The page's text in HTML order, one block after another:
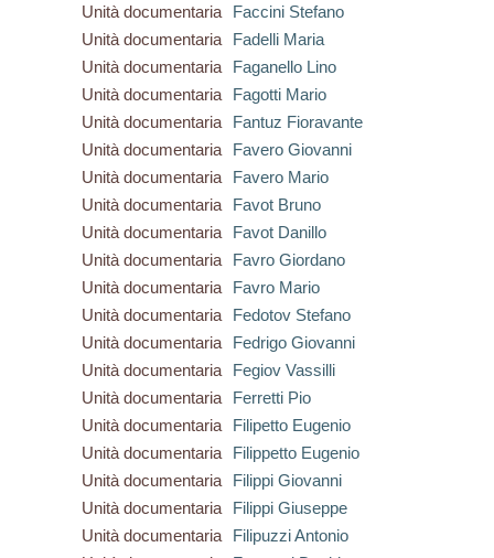
Unità documentaria
Faccini Stefano
Unità documentaria
Fadelli Maria
Unità documentaria
Faganello Lino
Unità documentaria
Fagotti Mario
Unità documentaria
Fantuz Fioravante
Unità documentaria
Favero Giovanni
Unità documentaria
Favero Mario
Unità documentaria
Favot Bruno
Unità documentaria
Favot Danillo
Unità documentaria
Favro Giordano
Unità documentaria
Favro Mario
Unità documentaria
Fedotov Stefano
Unità documentaria
Fedrigo Giovanni
Unità documentaria
Fegiov Vassilli
Unità documentaria
Ferretti Pio
Unità documentaria
Filipetto Eugenio
Unità documentaria
Filippetto Eugenio
Unità documentaria
Filippi Giovanni
Unità documentaria
Filippi Giuseppe
Unità documentaria
Filipuzzi Antonio